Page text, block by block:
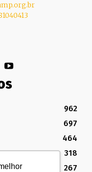
962
697
464
318
267